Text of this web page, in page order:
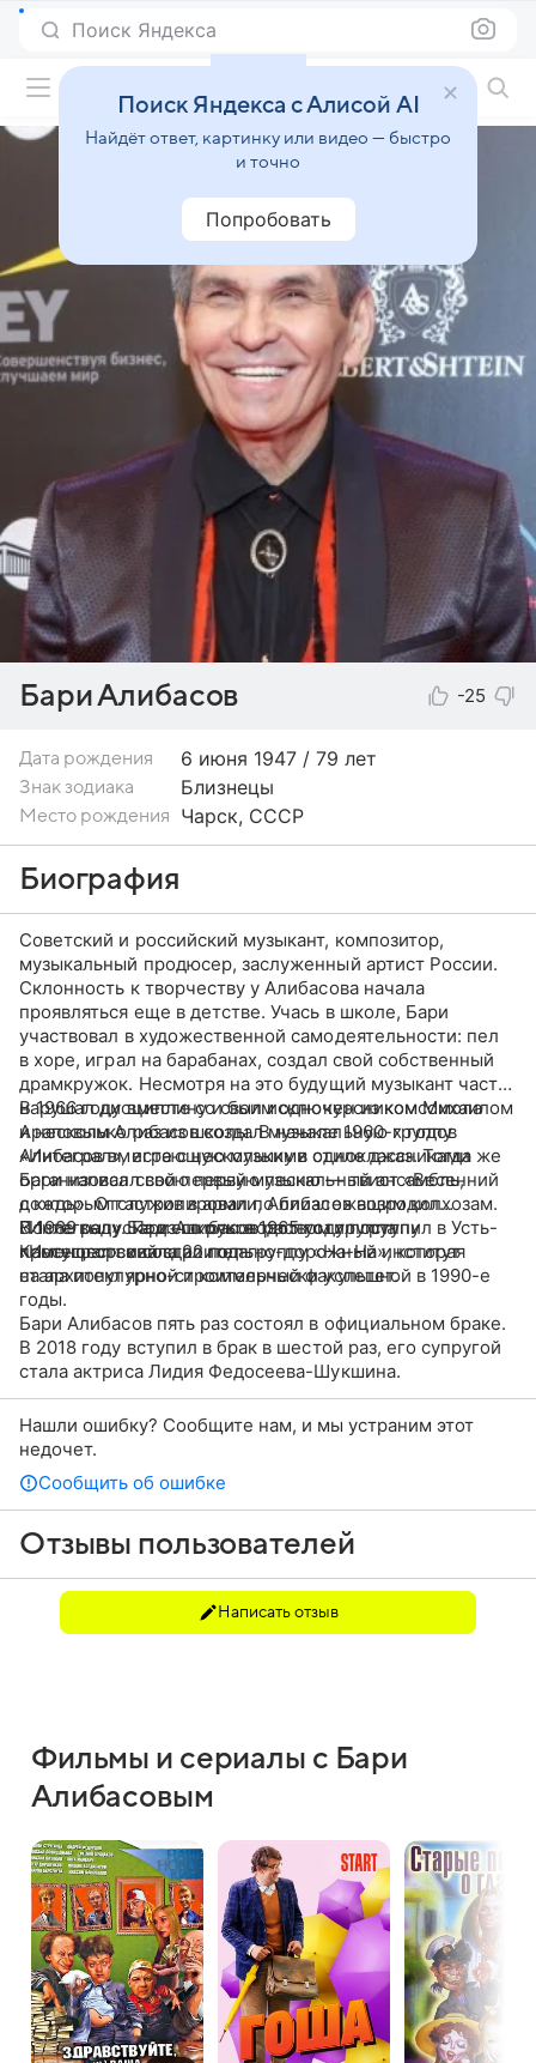
Поиск Яндекса
Бари Алибасов -25
Дата рождения 6 июня 1947 / 79 лет
Знак зодиака Близнецы
Место рождения Чарск, СССР
Биография
Советский и российский музыкант, композитор,
музыкальный продюсер, заслуженный артист России.
Склонность к творчеству у Алибасова начала
проявляться еще в детстве. Учась в школе, Бари
участвовал в художественной самодеятельности: пел
в хоре, играл на барабанах, создал свой собственный
драмкружок. Несмотря на это будущий музыкант часто
нарушал дисциплину и был исключен из комсомола
и несколько раз из школы. В начале 1960-х годов
Алибасов вместе с несколькими одноклассниками
организовал свой первый музыкальный ансамбль,
с которым гастролировал по близлежащим колхозам.
После выпуска из школы в 1965 году поступил в Усть-
Каменогорский строительно-дорожный институт
на архитектурно-строительный факультет.
В 1966 году вместе со своим однокурсником Михаилом
Араповым Алибасов создал музыкальную группу
«Интеграл», играющую музыку в стиле джаз. Тогда же
Бари написал свою первую песню — твист «Весенний
дождь». Отслужив в армии, Алибасов возродил
«Интеграл». Под его руководством группа
просуществовала 22 года.
В 1989 году Бари Алибасов распустил группу
«Интеграл» и создал поп-группу «На-На», которая
стала популярной и коммерчески успешной в 1990-е
годы.
Бари Алибасов пять раз состоял в официальном браке.
В 2018 году вступил в брак в шестой раз, его супругой
стала актриса Лидия Федосеева-Шукшина.
Нашли ошибку? Сообщите нам, и мы устраним этот
недочет.
Сообщить об ошибке
Отзывы пользователей
Написать отзыв
Фильмы и сериалы с Бари
Алибасовым
Поиск Яндекса с Алисой AI
Найдёт ответ, картинку или видео — быстро
и точно
Попробовать